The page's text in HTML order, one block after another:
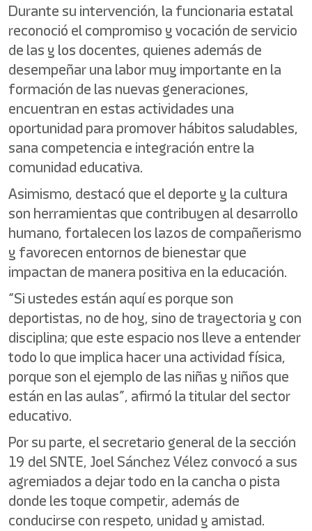
Durante su intervención, la funcionaria estatal
reconoció el compromiso y vocación de servicio
de las y los docentes, quienes además de
desempeñar una labor muy importante en la
formación de las nuevas generaciones,
encuentran en estas actividades una
oportunidad para promover hábitos saludables,
sana competencia e integración entre la
comunidad educativa.
Asimismo, destacó que el deporte y la cultura
son herramientas que contribuyen al desarrollo
humano, fortalecen los lazos de compañerismo
y favorecen entornos de bienestar que
impactan de manera positiva en la educación.
“Si ustedes están aquí es porque son
deportistas, no de hoy, sino de trayectoria y con
disciplina; que este espacio nos lleve a entender
todo lo que implica hacer una actividad física,
porque son el ejemplo de las niñas y niños que
están en las aulas”, afirmó la titular del sector
educativo.
Por su parte, el secretario general de la sección
19 del SNTE, Joel Sánchez Vélez convocó a sus
agremiados a dejar todo en la cancha o pista
donde les toque competir, además de
conducirse con respeto, unidad y amistad.